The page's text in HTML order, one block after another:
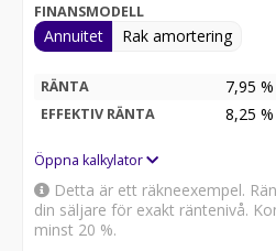
FINANSMODELL
Annuitet Rak amortering
RÄNTA 7,95 %
EFFEKTIV RÄNTA 8,25 %
Öppna kalkylator
Detta är ett räkneexempel.
din säljare för exakt räntenivå.
minst 20 %.